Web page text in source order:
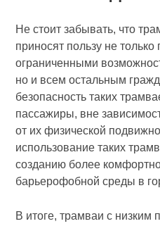
Не стоит забывать, что
приносят пользу не
ограниченными
но и всем остальным
безопасность таких
пассажиры, вне
от их физической
использование таких
созданию более
барьерофобной среды в
В итоге, трамваи с низким